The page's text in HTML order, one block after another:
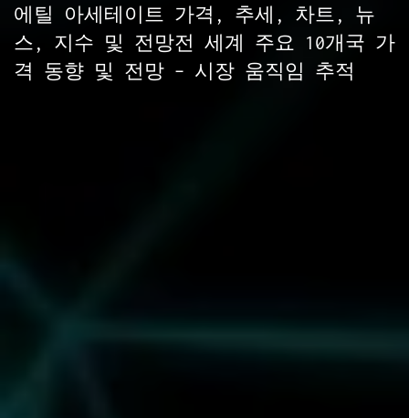
에틸 아세테이트 가격, 추세, 차트, 뉴
스, 지수 및 전망전 세계 주요 10개국 가
격 동향 및 전망 – 시장 움직임 추적